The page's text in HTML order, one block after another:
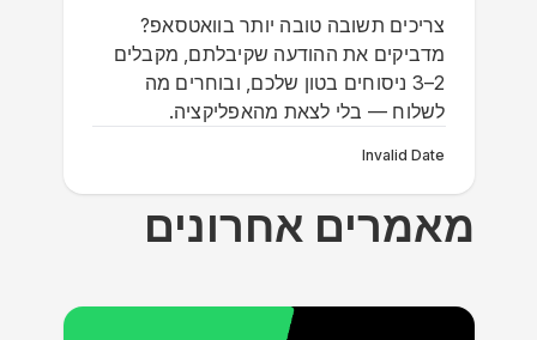
צריכים תשובה טובה יותר בוואטסאפ?
מדביקים את ההודעה שקיבלתם, מקבלים
2–3 ניסוחים בטון שלכם, ובוחרים מה
לשלוח — בלי לצאת מהאפליקציה.
Invalid Date
מאמרים אחרונים